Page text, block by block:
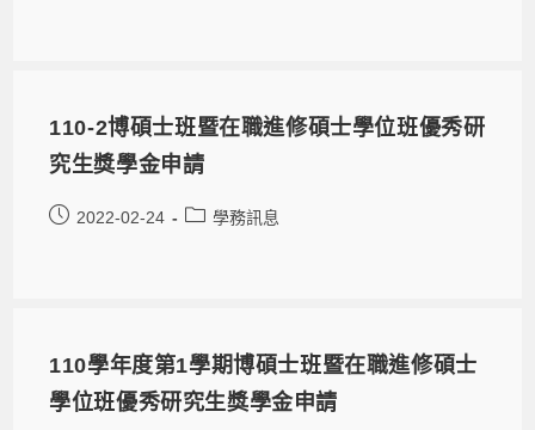
110-2博碩士班暨在職進修碩士學位班優秀研
究生獎學金申請
2022-02-24 學務訊息
110學年度第1學期博碩士班暨在職進修碩士
學位班優秀研究生獎學金申請